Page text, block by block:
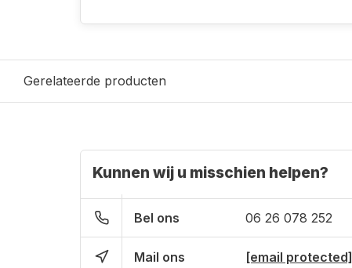
Gerelateerde producten
Kunnen wij u misschien helpen?
Bel ons 06 26 078 252
Mail ons [email protected]